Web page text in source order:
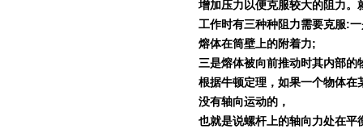
增加压力以便克服较大的阻力。
工作时有三种种阻力需要克服:
熔体在筒壁上的附着力;
三是熔体被向前推动时其内部的
根据牛顿定理，如果一个物体
没有轴向运动的，
也就是说螺杆上的轴向力处在